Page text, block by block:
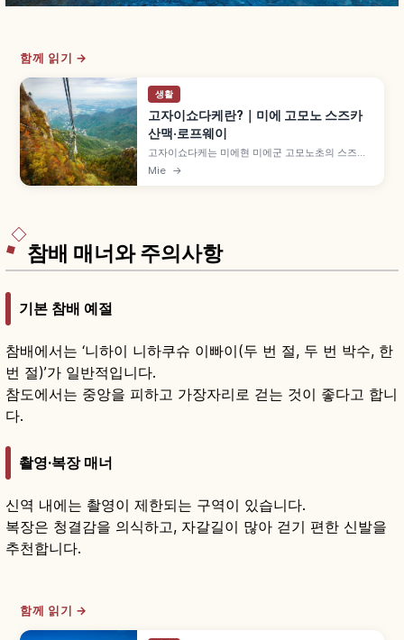
함께 읽기 →
생활
고자이쇼다케란?｜미에 고모노 스즈카
산맥·로프웨이
고자이쇼다케는 미에현 미에군 고모노초의 스즈카
산맥 산으로, 신메이신 고속도로 고모노 IC에서 약
Mie →
참배 매너와 주의사항
기본 참배 예절
참배에서는 ‘니하이 니하쿠슈 이빠이(두 번 절, 두 번 박수, 한
번 절)’가 일반적입니다.
참도에서는 중앙을 피하고 가장자리로 걷는 것이 좋다고 합니
다.
촬영·복장 매너
신역 내에는 촬영이 제한되는 구역이 있습니다.
복장은 청결감을 의식하고, 자갈길이 많아 걷기 편한 신발을
추천합니다.
함께 읽기 →